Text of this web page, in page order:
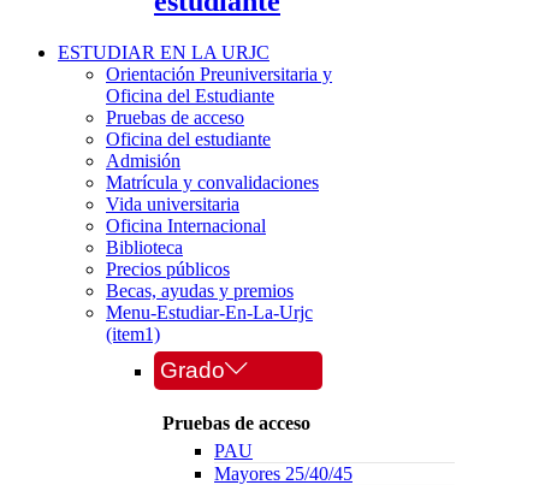
ESTUDIAR EN LA URJC
Orientación Preuniversitaria y
Oficina del Estudiante
Pruebas de acceso
Oficina del estudiante
Admisión
Matrícula y convalidaciones
Vida universitaria
Oficina Internacional
Biblioteca
Precios públicos
Becas, ayudas y premios
Menu-Estudiar-En-La-Urjc
(item1)
Grado
Pruebas de acceso
PAU
Mayores 25/40/45